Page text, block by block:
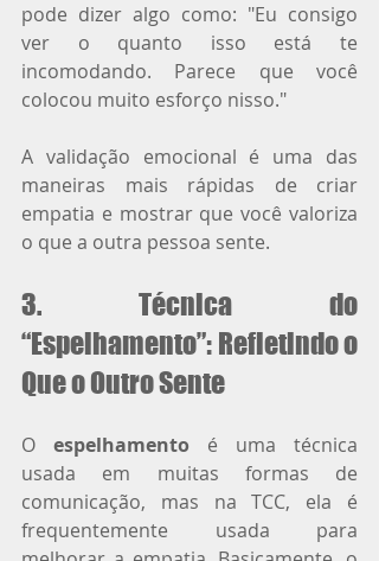
pode dizer algo como: "Eu consigo
ver o quanto isso está te
incomodando. Parece que você
colocou muito esforço nisso."
A validação emocional é uma das
maneiras mais rápidas de criar
empatia e mostrar que você valoriza
o que a outra pessoa sente.
3. Técnica do
“Espelhamento”: Refletindo o
Que o Outro Sente
O espelhamento é uma técnica
usada em muitas formas de
comunicação, mas na TCC, ela é
frequentemente usada para